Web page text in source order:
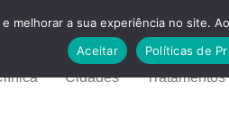
Cidades Tratamentos
melhorar a sua experiência no site.
Aceitar
Políticas de